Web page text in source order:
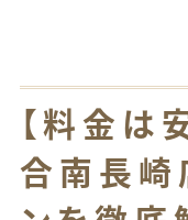
【料金は
合南長崎